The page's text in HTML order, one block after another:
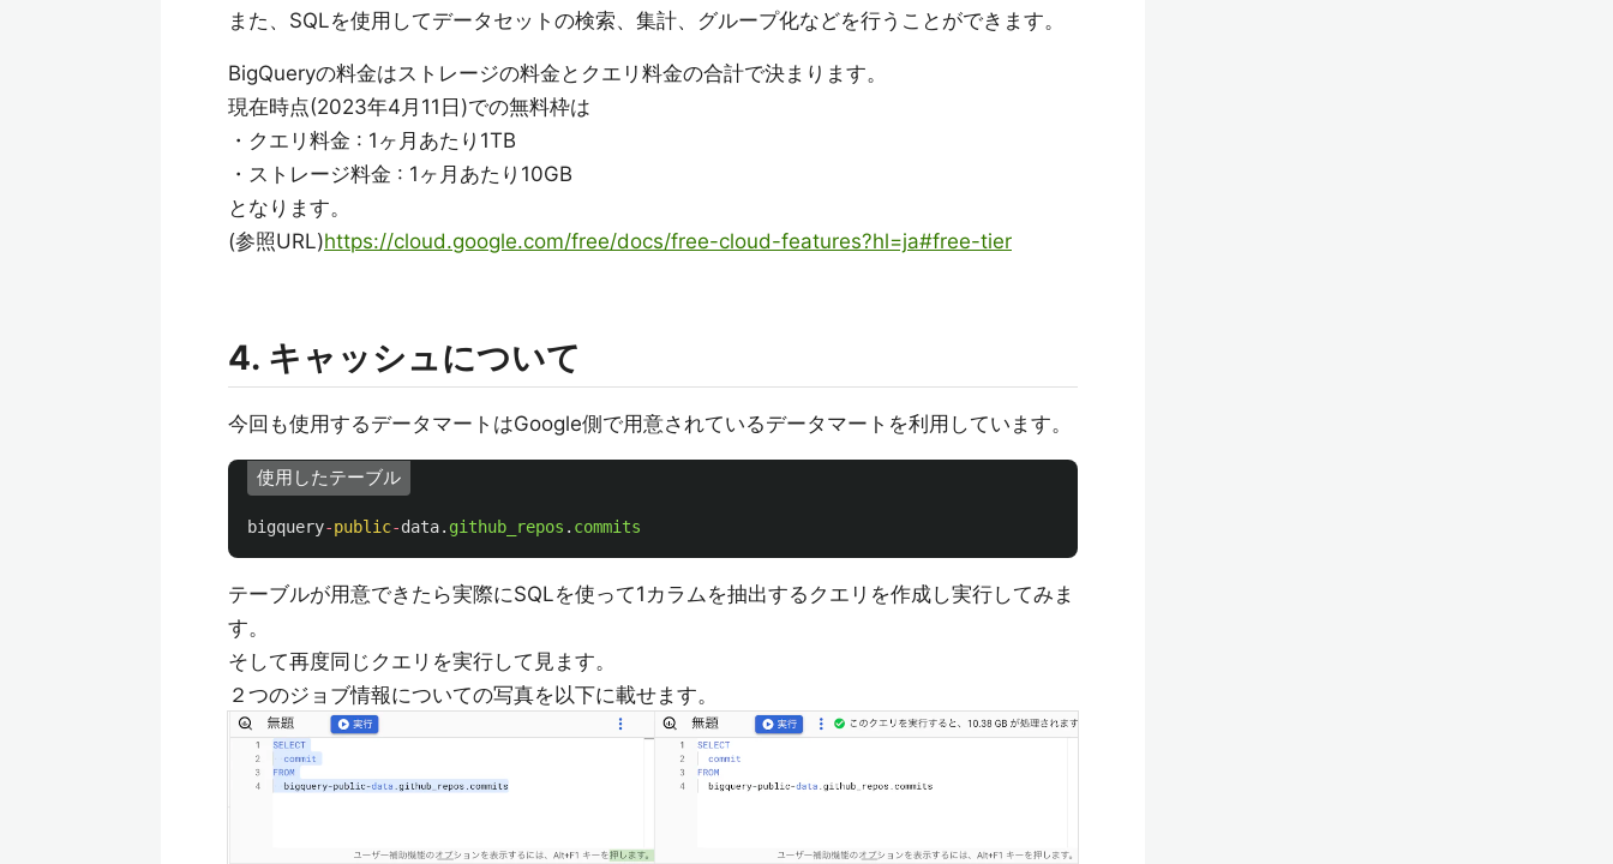
また、SQLを使用してデータセットの検索、集計、グループ化などを行うことができます。
BigQueryの料金はストレージの料金とクエリ料金の合計で決まります。
現在時点(2023年4月11日)での無料枠は
・クエリ料金 : 1ヶ月あたり1TB
・ストレージ料金 : 1ヶ月あたり10GB
となります。
(参照URL)https://cloud.google.com/free/docs/free-cloud-features?hl=ja#free-tier
4. キャッシュについて
今回も使用するデータマートはGoogle側で用意されているデータマートを利用しています。
使用したテーブル
bigquery-public-data. github_repos . commits
テーブルが用意できたら実際にSQLを使って1カラムを抽出するクエリを作成し実行してみま
す。
そして再度同じクエリを実行して見ます。
２つのジョブ情報についての写真を以下に載せます。